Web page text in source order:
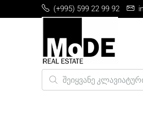
(+995) 599 22 99 92